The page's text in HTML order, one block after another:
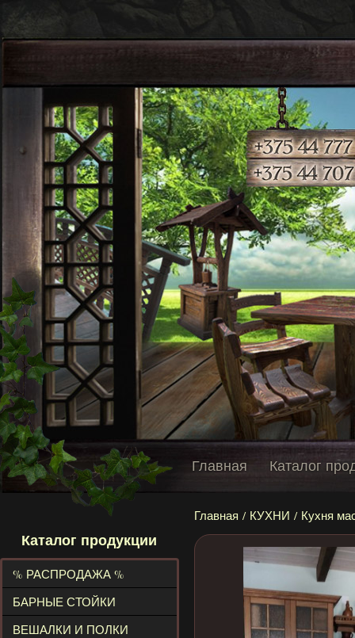
Главная Каталог
Главная / КУХНИ / Кухня
Каталог продукции
% РАСПРОДАЖА %
БАРНЫЕ СТОЙКИ
ВЕШАЛКИ И ПОЛКИ